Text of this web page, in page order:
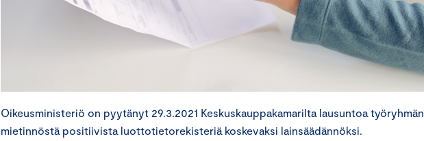
Oikeusministeriö on pyytänyt 29.3.2021 Keskuskauppakamarilta lausuntoa työryhmän
mietinnöstä positiivista luottotietorekisteriä koskevaksi lainsäädännöksi.